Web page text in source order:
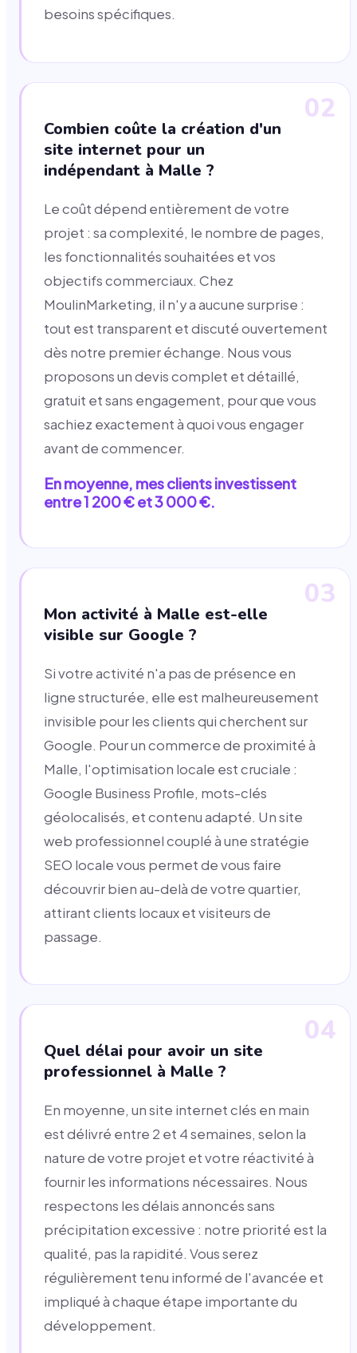
besoins spécifiques.
02
Combien coûte la création d'un
site internet pour un
indépendant à Malle ?
Le coût dépend entièrement de votre
projet : sa complexité, le nombre de pages,
les fonctionnalités souhaitées et vos
objectifs commerciaux. Chez
MoulinMarketing, il n'y a aucune surprise :
tout est transparent et discuté ouvertement
dès notre premier échange. Nous vous
proposons un devis complet et détaillé,
gratuit et sans engagement, pour que vous
sachiez exactement à quoi vous engager
avant de commencer.
En moyenne, mes clients investissent
entre 1 200 € et 3 000 €.
03
Mon activité à Malle est-elle
visible sur Google ?
Si votre activité n'a pas de présence en
ligne structurée, elle est malheureusement
invisible pour les clients qui cherchent sur
Google. Pour un commerce de proximité à
Malle, l'optimisation locale est cruciale :
Google Business Profile, mots-clés
géolocalisés, et contenu adapté. Un site
web professionnel couplé à une stratégie
SEO locale vous permet de vous faire
découvrir bien au-delà de votre quartier,
attirant clients locaux et visiteurs de
passage.
04
Quel délai pour avoir un site
professionnel à Malle ?
En moyenne, un site internet clés en main
est délivré entre 2 et 4 semaines, selon la
nature de votre projet et votre réactivité à
fournir les informations nécessaires. Nous
respectons les délais annoncés sans
précipitation excessive : notre priorité est la
qualité, pas la rapidité. Vous serez
régulièrement tenu informé de l'avancée et
impliqué à chaque étape importante du
développement.